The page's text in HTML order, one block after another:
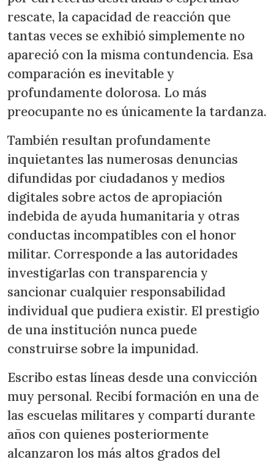
rescate, la capacidad de reacción que
tantas veces se exhibió simplemente no
apareció con la misma contundencia. Esa
comparación es inevitable y
profundamente dolorosa. Lo más
preocupante no es únicamente la tardanza.
También resultan profundamente
inquietantes las numerosas denuncias
difundidas por ciudadanos y medios
digitales sobre actos de apropiación
indebida de ayuda humanitaria y otras
conductas incompatibles con el honor
militar. Corresponde a las autoridades
investigarlas con transparencia y
sancionar cualquier responsabilidad
individual que pudiera existir. El prestigio
de una institución nunca puede
construirse sobre la impunidad.
Escribo estas líneas desde una convicción
muy personal. Recibí formación en una de
las escuelas militares y compartí durante
años con quienes posteriormente
alcanzaron los más altos grados del